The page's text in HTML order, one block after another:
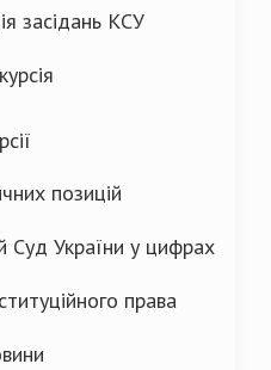
засідань КСУ
позицій
Суд України у цифрах
права